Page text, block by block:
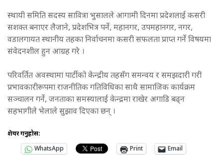
स्थायी समिति सदस्य सावित्रा भुसालले आगामी दिनमा प्रदेशलाई कसरी
सशक्त बनाएर लैजाने, प्रदेशभित्र पर्ने, महानगर, उपमहानगर, नगर,
वडालगायत स्थानीय तहका निर्वाचनमा कसरी सफलता प्राप्त गर्ने विषयमा
संवेदनशील हुन आग्रह गरे ।
परिवर्तित अवस्थामा पार्टीको केन्द्रीय तहसँग समन्वय र समझदारी गरी
प्रभावकारीरूपमा राजनीतिक गतिविधिका साथै सामाजिक कार्यक्रम
सञ्चालन गर्ने, जनताका समस्यालाई केन्द्रमा राखेर अगाडि बढ्न
सहभागीले भेलाले सुझाव दिएका छन् ।
शेयर गर्नुहोस:
WhatsApp
Print Email